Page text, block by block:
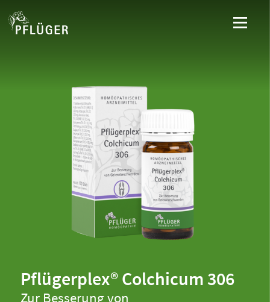
Pflügerplex® Colchicum 306
Zur Besserung von